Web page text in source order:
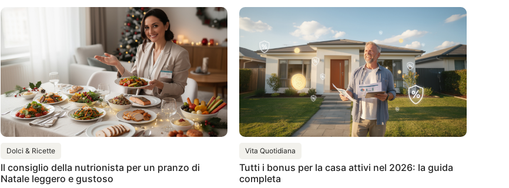
Dolci & Ricette
Il consiglio della nutrionista per un pranzo di
Natale leggero e gustoso
Vita Quotidiana
Tutti i bonus per la casa attivi nel 2026: la guida
completa